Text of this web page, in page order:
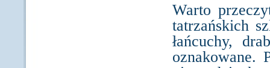
Warto
tatrzańskich
łańcuchy,
oznakowane.